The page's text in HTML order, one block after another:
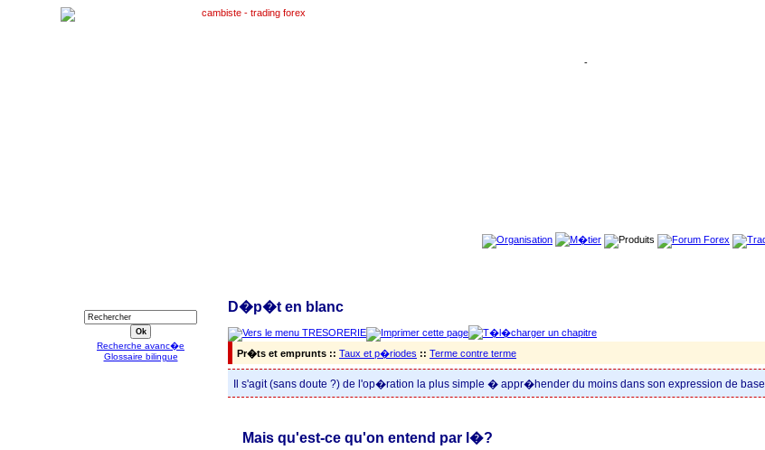
-
D�p�t en blanc
Pr�ts et emprunts :: Taux et p�riodes :: Terme contre terme
Il s'agit (sans doute ?) de l'op�ration la plus simple � appr�hender du moins dans son expression de base.
Mais qu'est-ce qu'on entend par l�?
Recherche avanc�e
Glossaire bilingue